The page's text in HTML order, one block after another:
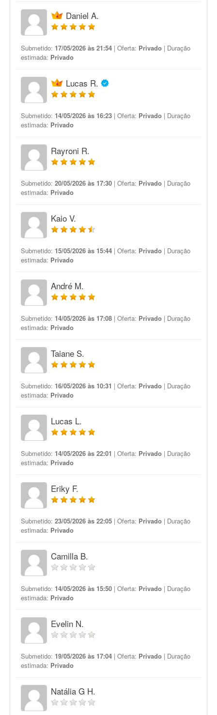
Daniel A.
Submetido: 17/05/2026 às 21:54 | Oferta: Privado | Duração
estimada: Privado
Lucas R.
Submetido: 14/05/2026 às 16:23 | Oferta: Privado | Duração
estimada: Privado
Rayroni R.
Submetido: 20/05/2026 às 17:30 | Oferta: Privado | Duração
estimada: Privado
Kaio V.
Submetido: 15/05/2026 às 15:44 | Oferta: Privado | Duração
estimada: Privado
André M.
Submetido: 14/05/2026 às 17:08 | Oferta: Privado | Duração
estimada: Privado
Taiane S.
Submetido: 16/05/2026 às 10:31 | Oferta: Privado | Duração
estimada: Privado
Lucas L.
Submetido: 14/05/2026 às 22:01 | Oferta: Privado | Duração
estimada: Privado
Eriky F.
Submetido: 23/05/2026 às 22:05 | Oferta: Privado | Duração
estimada: Privado
Camilla B.
Submetido: 14/05/2026 às 15:50 | Oferta: Privado | Duração
estimada: Privado
Evelin N.
Submetido: 19/05/2026 às 17:04 | Oferta: Privado | Duração
estimada: Privado
Natália G H.